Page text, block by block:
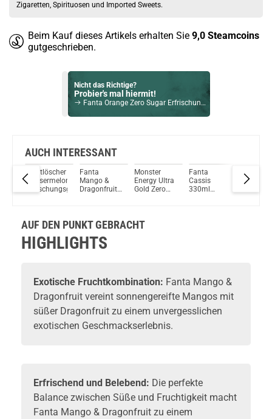
Zigaretten, Spirituosen und Imported Sweets.
Beim Kauf dieses Artikels erhalten Sie 9,0 Steamcoins
gutgeschrieben.
Nicht das Richtige?
Probier's mal hiermit!
Fanta Orange Zero Sugar Erfrischungsgetränk 24x330ml
Milka & Oreo Riegel 1x 37g
Du willst Kröten sparen?
Schau mal hier!
Ijoy Luna 1,4ml 350mAh Pod System Kit Ocean Blue
AUCH INTERESSANT
Durstlöscher
Wassermelone
Erfrischungsgetränk
Fanta
Mango &
Dragonfruit
Monster
Energy Ultra
Gold Zero
Fanta
Cassis
330ml
Red Bull
Energy
AUF DEN PUNKT GEBRACHT
HIGHLIGHTS
Exotische Fruchtkombination: Fanta Mango &
Dragonfruit vereint sonnengereifte Mangos mit
süßer Dragonfruit zu einem unvergesslichen
exotischen Geschmackserlebnis.
Erfrischend und Belebend: Die perfekte
Balance zwischen Süße und Fruchtigkeit macht
Fanta Mango & Dragonfruit zu einem